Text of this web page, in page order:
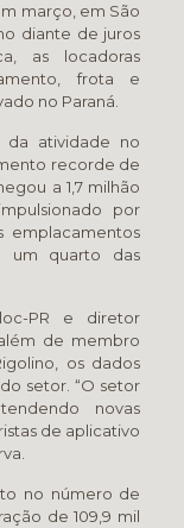
março, em São
diante de juros
as locadoras
frota e
no Paraná.
da atividade no
recorde de
a 1,7 milhão
por
emplacamentos
um quarto das
PR e diretor
de membro
os dados
setor. “O setor
novas
de aplicativo
no número de
de 109,9 mil